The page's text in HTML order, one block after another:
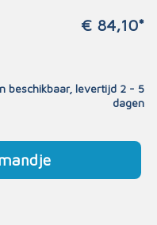
€ 84,10*
beschikbaar, levertijd 2 - 5
dagen